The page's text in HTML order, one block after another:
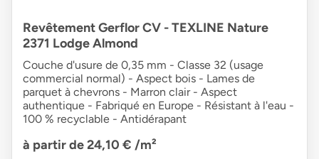
Revêtement Gerflor CV - TEXLINE Nature
2371 Lodge Almond
Couche d'usure de 0,35 mm - Classe 32 (usage
commercial normal) - Aspect bois - Lames de
parquet à chevrons - Marron clair - Aspect
authentique - Fabriqué en Europe - Résistant à l'eau -
100 % recyclable - Antidérapant
à partir de 24,10 € /m²